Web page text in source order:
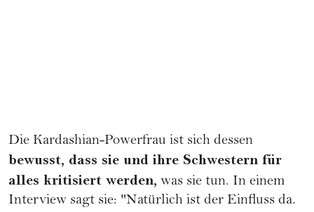
Die Kardashian-Powerfrau ist sich dessen
bewusst, dass sie und ihre Schwestern für
alles kritisiert werden, was sie tun. In einem
Interview sagt sie: "Natürlich ist der Einfluss da.